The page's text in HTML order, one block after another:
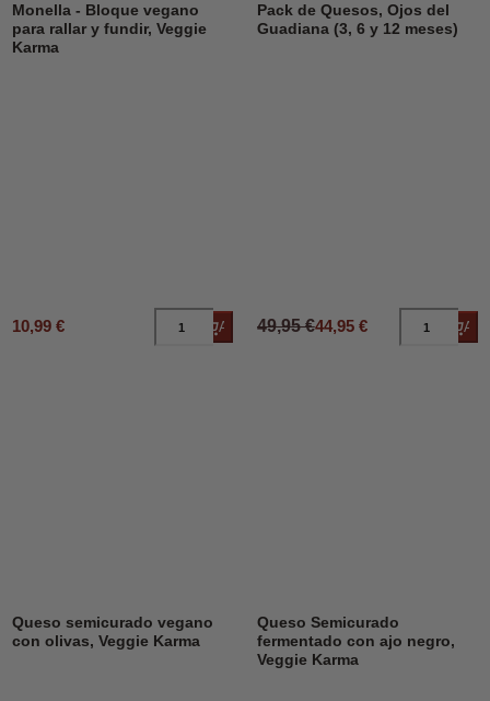
Monella - Bloque vegano
para rallar y fundir, Veggie
Karma
10,99 € Añadir al carrito
DESCUENTO 10%
Pack de Quesos, Ojos del
Guadiana (3, 6 y 12 meses)
49,95 €44,95 €
Queso semicurado vegano
con olivas, Veggie Karma
Queso Semicurado
fermentado con ajo negro,
Veggie Karma